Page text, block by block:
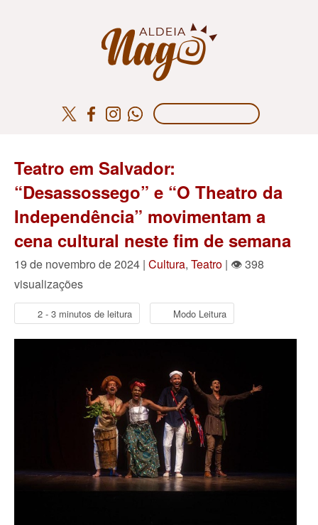
Teatro em Salvador:
“Desassossego” e “O Theatro da
Independência” movimentam a
cena cultural neste fim de semana
19 de novembro de 2024 | Cultura, Teatro | 👁 398
visualizações
2 - 3 minutos de leitura Modo Leitura